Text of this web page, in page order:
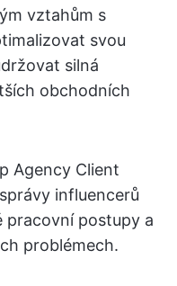
vztahům s
svou
silná
obchodních
Agency Client
influencerů
pracovní postupy a
problémech.